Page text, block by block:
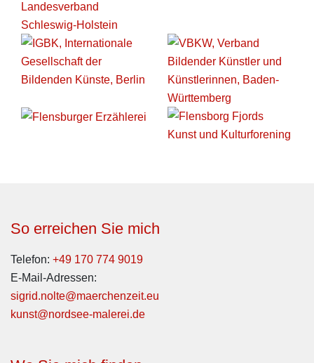
So erreichen Sie mich
Telefon: +49 170 774 9019
E-Mail-Adressen:
sigrid.nolte@maerchenzeit.eu
kunst@nordsee-malerei.de